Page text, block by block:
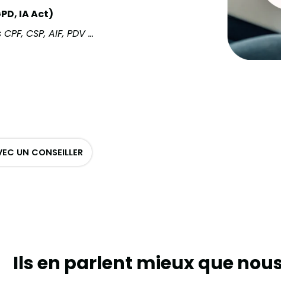
IA Act)
CSP, AIF, PDV …
UN CONSEILLER
Ils en parlent mieux que